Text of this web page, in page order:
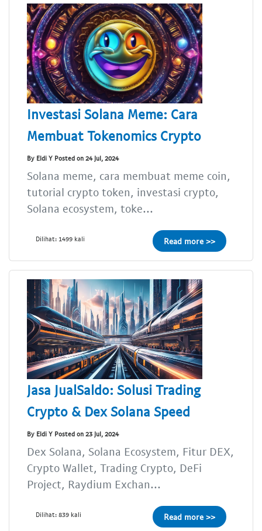
Investasi Solana Meme: Cara
Membuat Tokenomics Crypto
By Eldi Y Posted on 24 Jul, 2024
Solana meme, cara membuat meme coin,
tutorial crypto token, investasi crypto,
Solana ecosystem, toke...
Dilihat: 1499 kali Read more >>
Jasa JualSaldo: Solusi Trading
Crypto & Dex Solana Speed
By Eldi Y Posted on 23 Jul, 2024
Dex Solana, Solana Ecosystem, Fitur DEX,
Crypto Wallet, Trading Crypto, DeFi
Project, Raydium Exchan...
Dilihat: 839 kali Read more >>